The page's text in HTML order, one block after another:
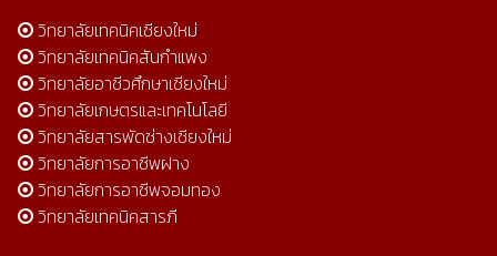
วิทยาลัยเทคนิคเชียงใหม่
วิทยาลัยเทคนิคสันกำแพง
วิทยาลัยอาชีวศึกษาเชียงใหม่
วิทยาลัยเกษตรและเทคโนโลยี
วิทยาลัยสารพัดช่างเชียงใหม่
วิทยาลัยการอาชีพฝาง
วิทยาลัยการอาชีพจอมทอง
วิทยาลัยเทคนิคสารภี